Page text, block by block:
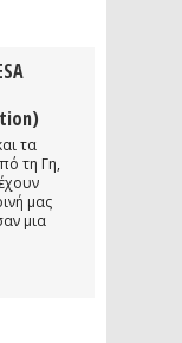
τα
τη Γη,
μας
μια